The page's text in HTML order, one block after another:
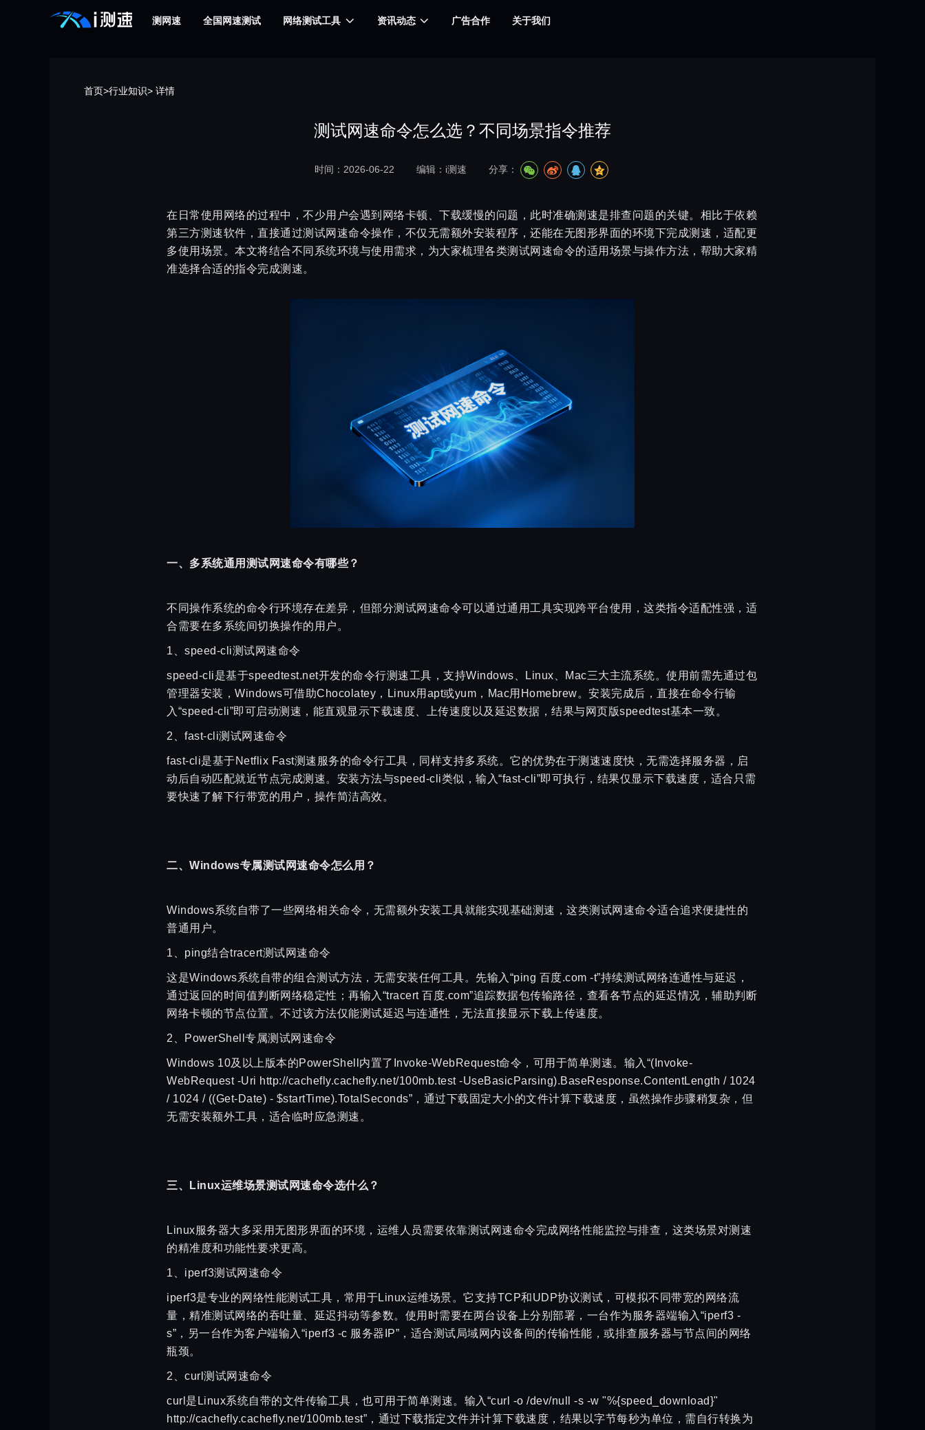
测网速 全国网速测试 网络测试工具 资讯动态 广告合作 关于我们
首页>行业知识> 详情
测试网速命令怎么选？不同场景指令推荐
时间：2026-06-22 编辑：i测速 分享：
在日常使用网络的过程中，不少用户会遇到网络卡顿、下载缓慢的问题，此时准确测速是排查问题的关键。相比于依赖
第三方测速软件，直接通过测试网速命令操作，不仅无需额外安装程序，还能在无图形界面的环境下完成测速，适配更
多使用场景。本文将结合不同系统环境与使用需求，为大家梳理各类测试网速命令的适用场景与操作方法，帮助大家精
准选择合适的指令完成测速。
一、多系统通用测试网速命令有哪些？
不同操作系统的命令行环境存在差异，但部分测试网速命令可以通过通用工具实现跨平台使用，这类指令适配性强，适
合需要在多系统间切换操作的用户。
1、speed-cli测试网速命令
speed-cli是基于speedtest.net开发的命令行测速工具，支持Windows、Linux、Mac三大主流系统。使用前需先通过包
管理器安装，Windows可借助Chocolatey，Linux用apt或yum，Mac用Homebrew。安装完成后，直接在命令行输
入“speed-cli”即可启动测速，能直观显示下载速度、上传速度以及延迟数据，结果与网页版speedtest基本一致。
2、fast-cli测试网速命令
fast-cli是基于Netflix Fast测速服务的命令行工具，同样支持多系统。它的优势在于测速速度快，无需选择服务器，启
动后自动匹配就近节点完成测速。安装方法与speed-cli类似，输入“fast-cli”即可执行，结果仅显示下载速度，适合只需
要快速了解下行带宽的用户，操作简洁高效。
二、Windows专属测试网速命令怎么用？
Windows系统自带了一些网络相关命令，无需额外安装工具就能实现基础测速，这类测试网速命令适合追求便捷性的
普通用户。
1、ping结合tracert测试网速命令
这是Windows系统自带的组合测试方法，无需安装任何工具。先输入“ping 百度.com -t”持续测试网络连通性与延迟，
通过返回的时间值判断网络稳定性；再输入“tracert 百度.com”追踪数据包传输路径，查看各节点的延迟情况，辅助判断
网络卡顿的节点位置。不过该方法仅能测试延迟与连通性，无法直接显示下载上传速度。
2、PowerShell专属测试网速命令
Windows 10及以上版本的PowerShell内置了Invoke-WebRequest命令，可用于简单测速。输入“(Invoke-
WebRequest -Uri http://cachefly.cachefly.net/100mb.test -UseBasicParsing).BaseResponse.ContentLength / 1024
/ 1024 / ((Get-Date) - $startTime).TotalSeconds”，通过下载固定大小的文件计算下载速度，虽然操作步骤稍复杂，但
无需安装额外工具，适合临时应急测速。
三、Linux运维场景测试网速命令选什么？
Linux服务器大多采用无图形界面的环境，运维人员需要依靠测试网速命令完成网络性能监控与排查，这类场景对测速
的精准度和功能性要求更高。
1、iperf3测试网速命令
iperf3是专业的网络性能测试工具，常用于Linux运维场景。它支持TCP和UDP协议测试，可模拟不同带宽的网络流
量，精准测试网络的吞吐量、延迟抖动等参数。使用时需要在两台设备上分别部署，一台作为服务器端输入“iperf3 -
s”，另一台作为客户端输入“iperf3 -c 服务器IP”，适合测试局域网内设备间的传输性能，或排查服务器与节点间的网络
瓶颈。
2、curl测试网速命令
curl是Linux系统自带的文件传输工具，也可用于简单测速。输入“curl -o /dev/null -s -w "%{speed_download}"
http://cachefly.cachefly.net/100mb.test”，通过下载指定文件并计算下载速度，结果以字节每秒为单位，需自行转换为